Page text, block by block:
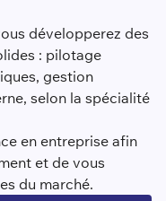
développerez des
: pilotage
gestion
selon la spécialité
en entreprise afin
et de vous
du marché.